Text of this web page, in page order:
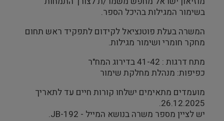
בשימור המגילות בהיכל הספר.
המשרה בעלת פוטנציאל לקידום לתפקיד ראש תחום
מחקר חומרי ושימור מגילות.
מתח דרגות : 41-42 בדירוג המח"ר
כפיפות: מנהלת מחלקת שימור
מועמדים מתאימים ישלחו קורות חיים עד לתאריך
26.12.2025.
יש לציין מספר משרה בנושא המייל - JB-192.